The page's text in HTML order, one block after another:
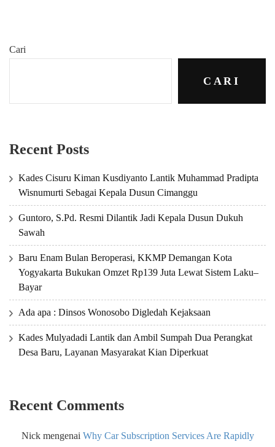
Cari
CARI
Recent Posts
Kades Cisuru Kiman Kusdiyanto Lantik Muhammad Pradipta
Wisnumurti Sebagai Kepala Dusun Cimanggu
Guntoro, S.Pd. Resmi Dilantik Jadi Kepala Dusun Dukuh
Sawah
Baru Enam Bulan Beroperasi, KKMP Demangan Kota
Yogyakarta Bukukan Omzet Rp139 Juta Lewat Sistem Laku–
Bayar
Ada apa : Dinsos Wonosobo Digledah Kejaksaan
Kades Mulyadadi Lantik dan Ambil Sumpah Dua Perangkat
Desa Baru, Layanan Masyarakat Kian Diperkuat
Recent Comments
Nick mengenai Why Car Subscription Services Are Rapidly